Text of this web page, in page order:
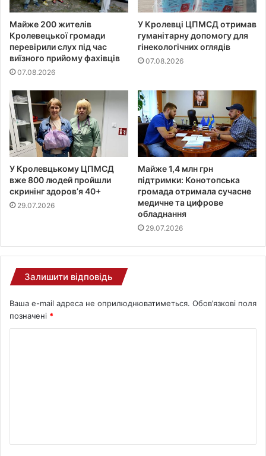
Майже 200 жителів
Кролевецької громади
перевірили слух під час
виїзного прийому фахівців
07.08.2026
У Кролевці ЦПМСД отримав
гуманітарну допомогу для
гінекологічних оглядів
07.08.2026
У Кролевцькому ЦПМСД
вже 800 людей пройшли
скринінг здоров’я 40+
29.07.2026
Майже 1,4 млн грн
підтримки: Конотопська
громада отримала сучасне
медичне та цифрове
обладнання
29.07.2026
Залишити відповідь
Ваша e-mail адреса не оприлюднюватиметься. Обов’язкові поля
позначені *